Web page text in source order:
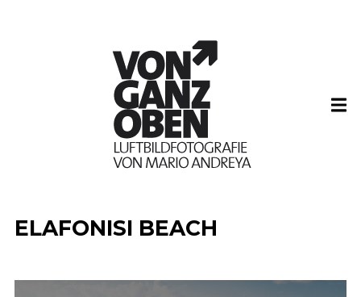
ELAFONISI BEACH